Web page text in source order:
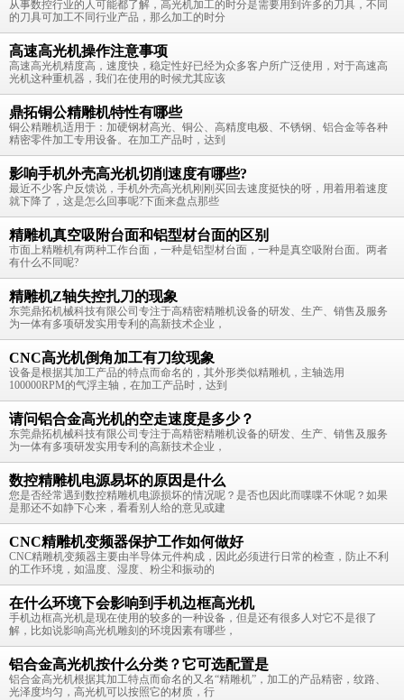
从事数控行业的人可能都了解，高光机加工的时分是需要用到许多的刀具，不同
的刀具可加工不同行业产品，那么加工的时分
高速高光机操作注意事项
高速高光机精度高，速度快，稳定性好已经为众多客户所广泛使用，对于高速高
光机这种重机器，我们在使用的时候尤其应该
鼎拓铜公精雕机特性有哪些
铜公精雕机适用于：加硬钢材高光、铜公、高精度电极、不锈钢、铝合金等各种
精密零件加工专用设备。在加工产品时，达到
影响手机外壳高光机切削速度有哪些?
最近不少客户反馈说，手机外壳高光机刚刚买回去速度挺快的呀，用着用着速度
就下降了，这是怎么回事呢?下面来盘点那些
精雕机真空吸附台面和铝型材台面的区别
市面上精雕机有两种工作台面，一种是铝型材台面，一种是真空吸附台面。两者
有什么不同呢?
精雕机Z轴失控扎刀的现象
东莞鼎拓机械科技有限公司专注于高精密精雕机设备的研发、生产、销售及服务
为一体有多项研发实用专利的高新技术企业，
CNC高光机倒角加工有刀纹现象
设备是根据其加工产品的特点而命名的，其外形类似精雕机，主轴选用
100000RPM的气浮主轴，在加工产品时，达到
请问铝合金高光机的空走速度是多少？
东莞鼎拓机械科技有限公司专注于高精密精雕机设备的研发、生产、销售及服务
为一体有多项研发实用专利的高新技术企业，
数控精雕机电源易坏的原因是什么
您是否经常遇到数控精雕机电源损坏的情况呢？是否也因此而喋喋不休呢？如果
是那还不如静下心来，看看别人给的意见或建
CNC精雕机变频器保护工作如何做好
CNC精雕机变频器主要由半导体元件构成，因此必须进行日常的检查，防止不利
的工作环境，如温度、湿度、粉尘和振动的
在什么环境下会影响到手机边框高光机
手机边框高光机是现在使用的较多的一种设备，但是还有很多人对它不是很了
解，比如说影响高光机雕刻的环境因素有哪些，
铝合金高光机按什么分类？它可选配置是
铝合金高光机根据其加工特点而命名的又名“精雕机”，加工的产品精密，纹路、
光泽度均匀，高光机可以按照它的材质，行